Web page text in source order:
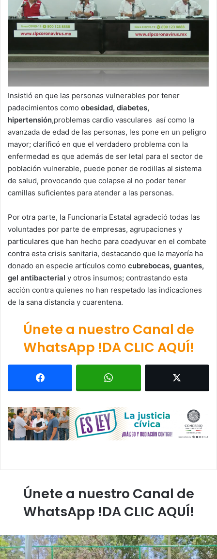
Insistió en que las personas vulnerables por tener
padecimientos como obesidad, diabetes,
hipertensión,problemas cardio vasculares así como la
avanzada de edad de las personas, les pone en un peligro
mayor; clarificó en que el verdadero problema con la
enfermedad es que además de ser letal para el sector de
población vulnerable, puede poner de rodillas al sistema
de salud, provocando que colapse al no poder tener
camillas suficientes para atender a las personas.
Por otra parte, la Funcionaria Estatal agradeció todas las
voluntades por parte de empresas, agrupaciones y
particulares que han hecho para coadyuvar en el combate
contra esta crisis sanitaria, destacando que la mayoría ha
donado en especie artículos como cubrebocas, guantes,
gel antibacterial y otros insumos; contrastando esta
acción contra quienes no han respetado las indicaciones
de la sana distancia y cuarentena.
Únete a nuestro Canal de
WhatsApp !DA CLIC AQUÍ!
Únete a nuestro Canal de
WhatsApp !DA CLIC AQUÍ!